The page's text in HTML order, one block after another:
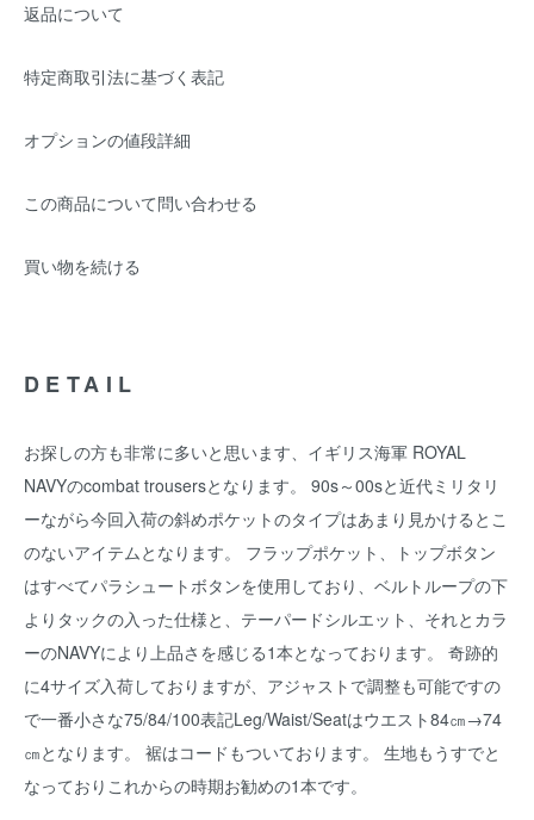
返品について
特定商取引法に基づく表記
オプションの値段詳細
この商品について問い合わせる
買い物を続ける
DETAIL
お探しの方も非常に多いと思います、イギリス海軍 ROYAL
NAVYのcombat trousersとなります。 90s～00sと近代ミリタリ
ーながら今回入荷の斜めポケットのタイプはあまり見かけるとこ
のないアイテムとなります。 フラップポケット、トップボタン
はすべてパラシュートボタンを使用しており、ベルトループの下
よりタックの入った仕様と、テーパードシルエット、それとカラ
ーのNAVYにより上品さを感じる1本となっております。 奇跡的
に4サイズ入荷しておりますが、アジャストで調整も可能ですの
で一番小さな75/84/100表記Leg/Waist/Seatはウエスト84㎝→74
㎝となります。 裾はコードもついております。 生地もうすでと
なっておりこれからの時期お勧めの1本です。